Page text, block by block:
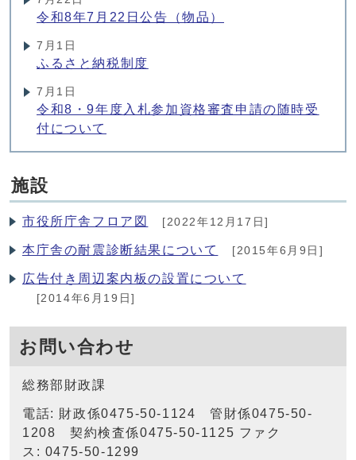
令和8年7月22日公告（物品）
7月1日
ふるさと納税制度
7月1日
令和8・9年度入札参加資格審査申請の随時受
付について
施設
市役所庁舎フロア図 [2022年12月17日]
本庁舎の耐震診断結果について [2015年6月9日]
広告付き周辺案内板の設置について
[2014年6月19日]
お問い合わせ
総務部財政課
電話: 財政係0475-50-1124 管財係0475-50-
1208 契約検査係0475-50-1125 ファク
ス: 0475-50-1299